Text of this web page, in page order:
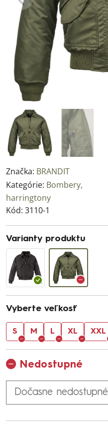
Značka: BRANDIT
Kategórie: Bombery,
harringtony
Kód: 3110-1
Varianty produktu
Vyberte veľkosť
S M L XL XXL
Nedostupné
Dočasne nedostupné